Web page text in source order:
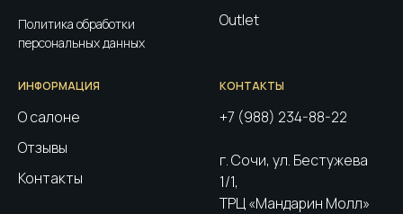
Политика обработки
персональных данных
Outlet
ИНФОРМАЦИЯ
О салоне
Отзывы
Контакты
КОНТАКТЫ
+7 (988) 234-88-22
г. Сочи, ул. Бестужева
1/1,
ТРЦ «Мандарин Молл»